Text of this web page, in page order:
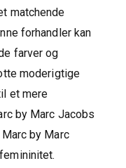
matchende
forhandler kan
farver og
moderigtige
et mere
by Marc Jacobs
by Marc